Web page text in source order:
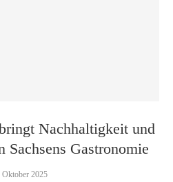
Nachhaltigkeit und
Gastronomie
Oktober 2025